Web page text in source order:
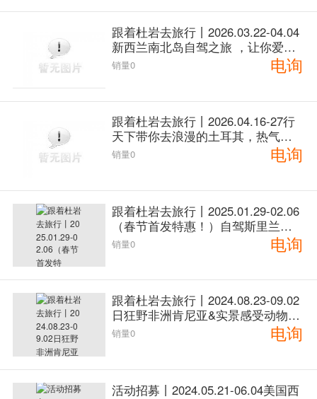
跟着杜岩去旅行丨2026.03.22-04.04
新西兰南北岛自驾之旅 ，让你爱上
的自驾感觉（已成团）
销量0 电询
跟着杜岩去旅行丨2026.04.16-27行
天下带你去浪漫的土耳其，热气球
上俯瞰壮丽的卡帕多奇亚
销量0 电询
跟着杜岩去旅行丨2025.01.29-02.06
（春节首发特惠！）自驾斯里兰卡
西南环线之旅，在印度洋的眼泪里
销量0 电询
跟着杜岩去旅行丨2024.08.23-09.02
日狂野非洲肯尼亚&实景感受动物世
界自驾之旅
销量0 电询
活动招募丨2024.05.21-06.04美国西